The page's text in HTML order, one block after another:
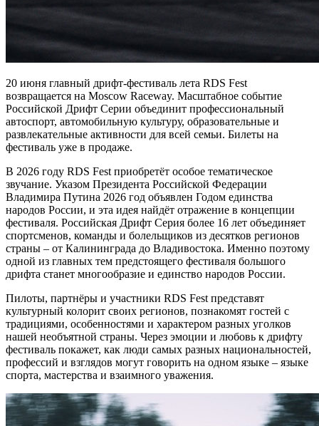
20 июня главный дрифт-фестиваль лета RDS Fest
возвращается на Moscow Raceway. Масштабное событие
Российской Дрифт Серии объединит профессиональный
автоспорт, автомобильную культуру, образовательные и
развлекательные активности для всей семьи. Билеты на
фестиваль уже в продаже.
В 2026 году RDS Fest приобретёт особое тематическое
звучание. Указом Президента Российской Федерации
Владимира Путина 2026 год объявлен Годом единства
народов России, и эта идея найдёт отражение в концепции
фестиваля. Российская Дрифт Серия более 16 лет объединяет
спортсменов, команды и болельщиков из десятков регионов
страны – от Калининграда до Владивостока. Именно поэтому
одной из главных тем предстоящего фестиваля большого
дрифта станет многообразие и единство народов России.
Пилоты, партнёры и участники RDS Fest представят
культурный колорит своих регионов, познакомят гостей с
традициями, особенностями и характером разных уголков
нашей необъятной страны. Через эмоции и любовь к дрифту
фестиваль покажет, как люди самых разных национальностей,
профессий и взглядов могут говорить на одном языке – языке
спорта, мастерства и взаимного уважения.